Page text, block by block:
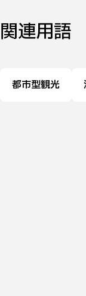
関連用語
都市型観光